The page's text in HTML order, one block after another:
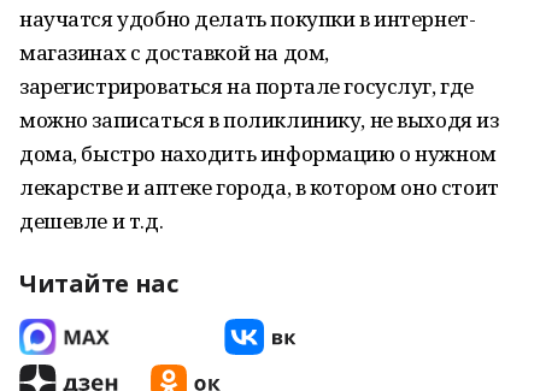
научатся удобно делать покупки в интернет-
магазинах с доставкой на дом,
зарегистрироваться на портале госуслуг, где
можно записаться в поликлинику, не выходя из
дома, быстро находить информацию о нужном
лекарстве и аптеке города, в котором оно стоит
дешевле и т.д.
Читайте нас